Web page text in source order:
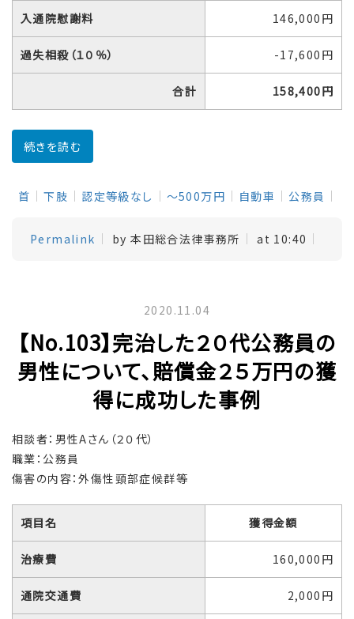
入通院慰謝料 146,000円
過失相殺（１０％） -17,600円
合計 158,400円
続きを読む
首 下肢 認定等級なし ～500万円 自動車 公務員
Permalink by 本田総合法律事務所 at 10:40
2020.11.04
【No.103】完治した２０代公務員の
男性について、賠償金２５万円の獲
得に成功した事例
相談者：男性Aさん（２０代）
職業：公務員
傷害の内容：外傷性頸部症候群等
項目名 獲得金額
治療費 160,000円
通院交通費 2,000円